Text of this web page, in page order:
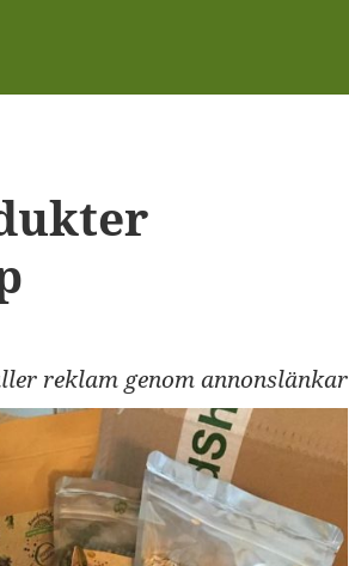
reklam genom annonslänkar